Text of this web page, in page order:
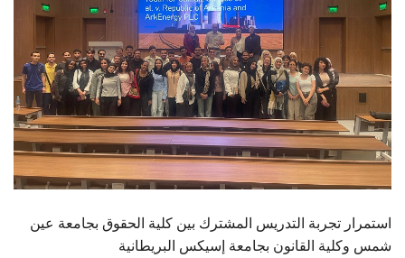
الدراسات العليا
الخريجين
الموظفون
الزائـرون
استمرار تجربة التدريس المشترك بين كلية الحقوق بجامعة عين
شمس وكلية القانون بجامعة إسيكس البريطانية